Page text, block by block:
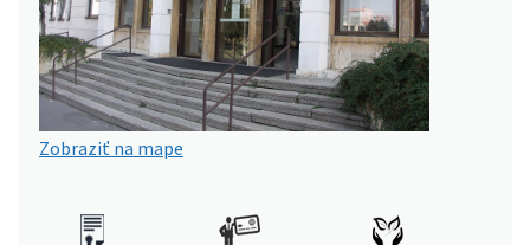
Zobraziť na mape